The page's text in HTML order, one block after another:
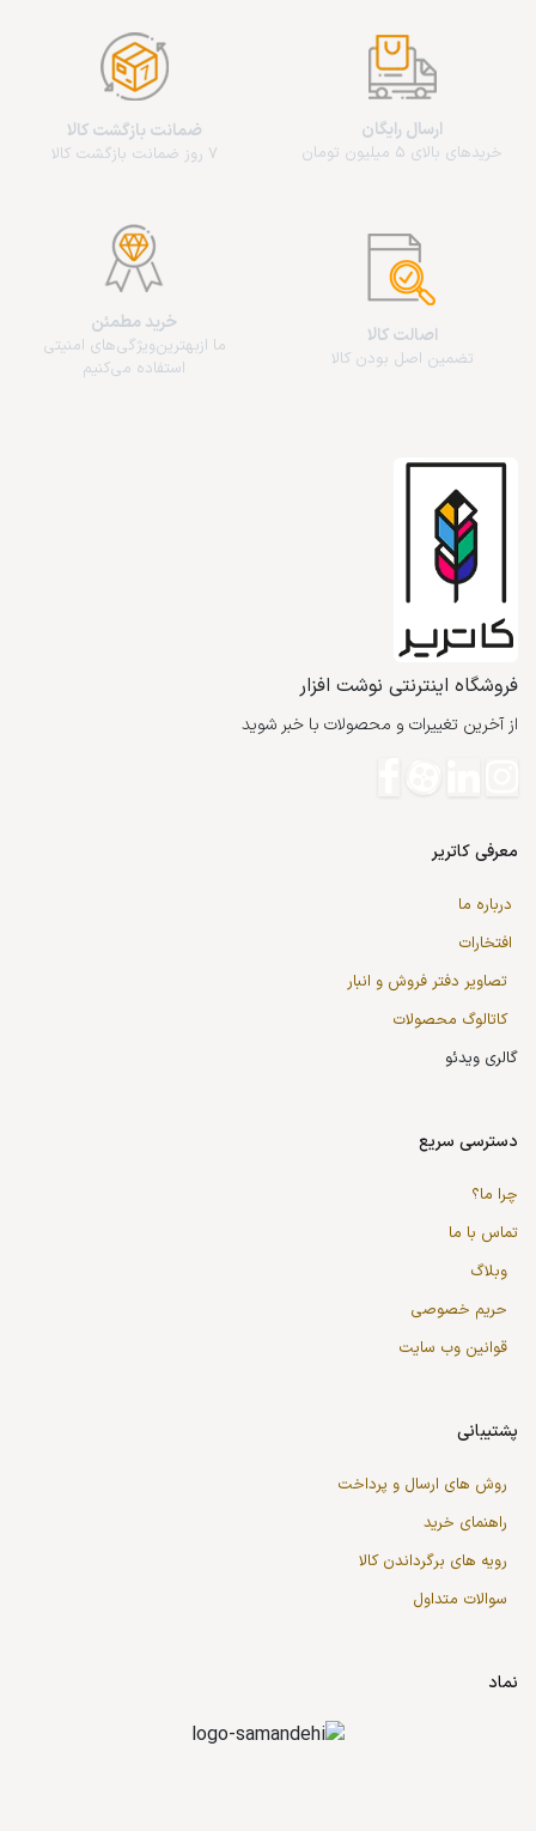
ارسال رایگان
خریدهای بالای 5 میلیون تومان
ضمانت بازگشت کالا
7 روز ضمانت بازگشت کالا
اصالت کالا
تضمین اصل بودن کالا
خرید مطمئن
ما از‌بهترین‌ویژگی‌های امنیتی
استفاده می‌کنیم
فروشگاه اینترنتی نوشت افزار
از آخرین تغییرات و محصولات با خبر شوید
معرفی کاتریر
درباره ما
افتخارات
تصاویر دفتر فروش و انبار
کاتالوگ محصولات
گالری ویدئو
دسترسی سریع
چرا ما؟
تماس با ما
وبلاگ
حریم خصوصی
قوانین وب سایت
پشتیبانی
روش های ارسال و پرداخت
راهنمای خرید
رویه های برگرداندن کالا
سوالات متداول
نماد